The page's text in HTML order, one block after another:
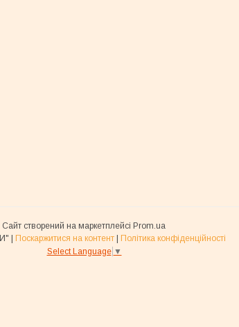
Сайт створений на маркетплейсі Prom.ua
Поскаржитися на контент
Політика конфіденційності
Select Language ▼